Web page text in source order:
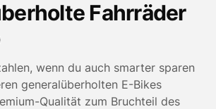
Fahrräder
wenn du auch smarter sparen
generalüberholten E-Bikes
Qualität zum Bruchteil des